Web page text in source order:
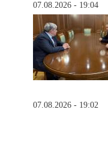
07.08.2026 - 19:04
07.08.2026 - 19:02